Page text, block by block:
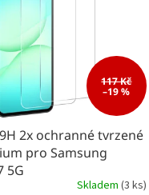
117 Kč
–19 %
2x ochranné tvrzené
pro Samsung
5G
Skladem (3 ks)